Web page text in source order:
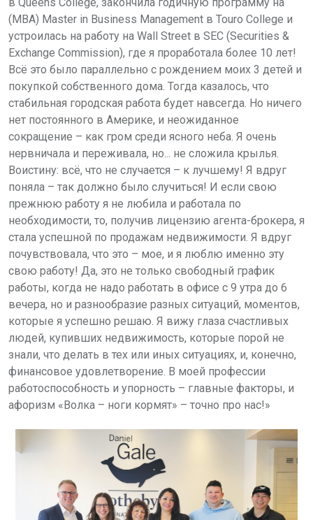
(MBА) Master in Business Management в Touro Collegе и
устроилась на работу на Wall Street в SEC (Securities &
Exchange Commission), где я проработала более 10 лет!
Всё это было параллельно с рождением моих 3 детей и
покупкой собственного дома. Тогда казалось, что
стабильная городская работа будет навсегда. Но ничего
нет постоянного в Америке, и неожиданное
сокращение – как гром среди ясного неба. Я очень
нервничала и переживала, но... не сложила крылья.
Воистину: всё, что не случается – к лучшему! Я вдруг
поняла – так должно было случиться! И если свою
прежнюю работу я не любила и работала по
необходимости, то, получив лицензию агента-брокера, я
стала успешной по продажам недвижимости. Я вдруг
почувствовала, что это – мое, и я люблю именно эту
свою работу! Да, это не только свободный график
работы, когда не надо работать в офисе с 9 утра до 6
вечера, но и разнообразие разных ситуаций, моментов,
которые я успешно решаю. Я вижу глаза счастливых
людей, купивших недвижимость, которые порой не
знали, что делать в тех или иных ситуациях, и, конечно,
финансовое удовлетворение. В моей профессии
работоспособность и упорность – главные факторы, и
афоризм «Волка – ноги кормят» – точно про нас!»